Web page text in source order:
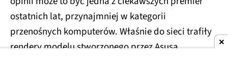
ostatnich lat, przynajmniej w kategorii
przenośnych komputerów. Właśnie do sieci trafiły
rendery modelu stworzonego przez Asusa.